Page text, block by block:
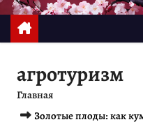
о
агротуризм
Главная
Золотые плоды: как